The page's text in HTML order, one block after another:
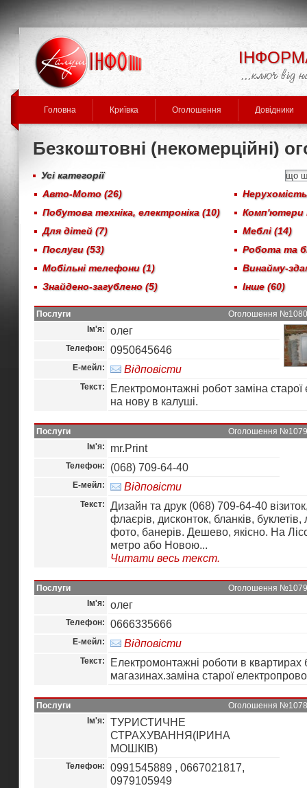
Головна Криївка Оголошення Довідники
Безкоштовні (некомерційні)
Усі категорії
Авто-Мото (26)
Побутова техніка, електроніка (10)
Комп'ютери
Для дітей (7)
Меблі (14)
Послуги (53)
Робота та
Мобільні телефони (1)
Винайму-
Знайдено-загублено (5)
Інше (60)
Послуги
Оголошення
Ім'я:
олег
Телефон: 0950645646
Е-мейл: Відповісти
Текст:
Електромонтажні робот заміна
на нову в калуші.
Послуги
Оголошення
Ім'я:
mr.Print
Телефон: (068) 709-64-40
Е-мейл: Відповісти
Текст:
Дизайн та друк (068) 709-64-40
флаєрів, дисконток, бланків, буклетів,
фото, банерів. Дешево, якісно. На
метро або Новою...
Читати весь текст.
Послуги
Оголошення
Ім'я:
олег
Телефон: 0666335666
Е-мейл: Відповісти
Текст:
Електромонтажні роботи в квартирах
магазинах.заміна старої
Послуги
Оголошення
Ім'я:
ТУРИСТИЧНЕ
СТРАХУВАННЯ(ІРИНА
МОШКІВ)
Телефон:
0991545889 , 0667021817,
0979105949